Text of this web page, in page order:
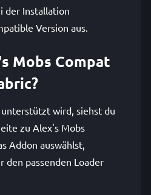
der Installation
Version aus.
Mobs Compat
wird, siehst du
zu Alex's Mobs
Addon auswählst,
den passenden Loader